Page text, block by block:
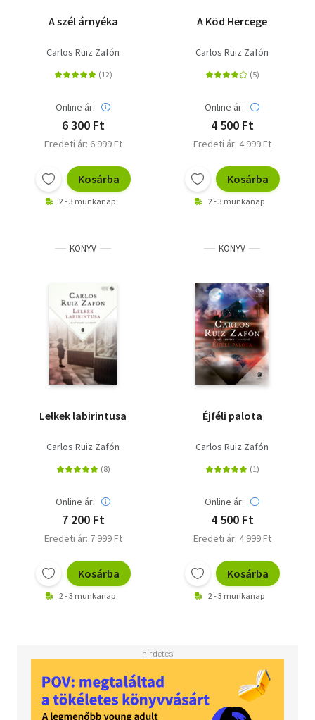
A szél árnyéka
Carlos Ruiz Zafón
Online ár:
6 300 Ft
Eredeti ár: 6 999 Ft
Kosárba
2 - 3 munkanap
A Köd Hercege
Carlos Ruiz Zafón
Online ár:
4 500 Ft
Eredeti ár: 4 999 Ft
Kosárba
2 - 3 munkanap
KÖNYV
Lelkek labirintusa
Carlos Ruiz Zafón
Online ár:
7 200 Ft
Eredeti ár: 7 999 Ft
Kosárba
2 - 3 munkanap
KÖNYV
Éjféli palota
Carlos Ruiz Zafón
Online ár:
4 500 Ft
Eredeti ár: 4 999 Ft
Kosárba
2 - 3 munkanap